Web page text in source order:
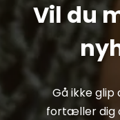
Vil du
Gå ikke glip
fortæller dig